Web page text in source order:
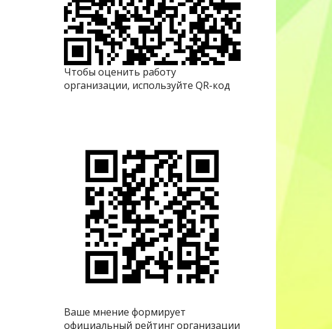
Чтобы оценить работу
организации, используйте QR-код
Ваше мнение формирует
официальный рейтинг организации